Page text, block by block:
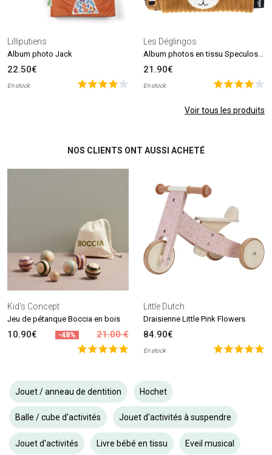
Lilliputiens
Album photo Jack
22.50€
En stock
Les Déglingos
21.90€
En stock
Voir tous les produits
NOS CLIENTS ONT AUSSI ACHETÉ
Kid's Concept
Jeu de pétanque Boccia en bois
10.90€ -48% 21.00 €
Little Dutch
Draisienne Little Pink Flowers
84.90€
En stock
Jouet / anneau de dentition Hochet
Balle / cube d'activités Jouet d'activités à suspendre
Jouet d'activités Livre bébé en tissu Eveil musical